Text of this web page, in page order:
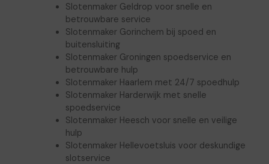
Slotenmaker Geldrop voor snelle en
betrouwbare service
Slotenmaker Gorinchem bij spoed en
buitensluiting
Slotenmaker Groningen spoedservice en
betrouwbare hulp
Slotenmaker Haarlem met 24/7 spoedhulp
Slotenmaker Harderwijk met snelle
spoedservice
Slotenmaker Heesch voor snelle en veilige
hulp
Slotenmaker Hellevoetsluis voor deskundige
slotservice